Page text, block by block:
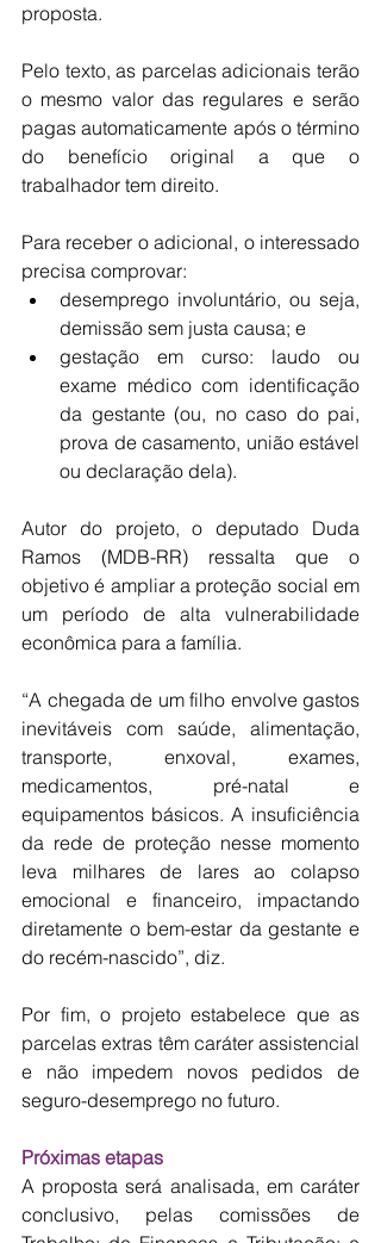
proposta.
Pelo texto, as parcelas adicionais terão
o mesmo valor das regulares e serão
pagas automaticamente após o término
do benefício original a que o
trabalhador tem direito.
Para receber o adicional, o interessado
precisa comprovar:
desemprego involuntário, ou seja,
demissão sem justa causa; e
gestação em curso: laudo ou
exame médico com identificação
da gestante (ou, no caso do pai,
prova de casamento, união estável
ou declaração dela).
Autor do projeto, o deputado Duda
Ramos (MDB-RR) ressalta que o
objetivo é ampliar a proteção social em
um período de alta vulnerabilidade
econômica para a família.
“A chegada de um filho envolve gastos
inevitáveis com saúde, alimentação,
transporte, enxoval, exames,
medicamentos, pré-natal e
equipamentos básicos. A insuficiência
da rede de proteção nesse momento
leva milhares de lares ao colapso
emocional e financeiro, impactando
diretamente o bem-estar da gestante e
do recém-nascido”, diz.
Por fim, o projeto estabelece que as
parcelas extras têm caráter assistencial
e não impedem novos pedidos de
seguro-desemprego no futuro.
Próximas etapas
A proposta será analisada, em caráter
conclusivo, pelas comissões de